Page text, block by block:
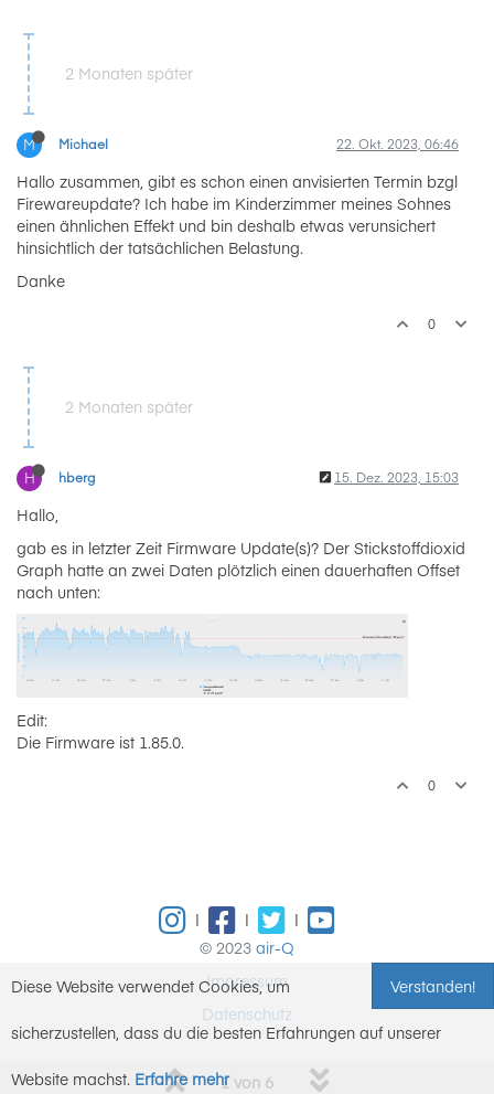
2 Monaten später
M Michael 22. Okt. 2023, 06:46
Hallo zusammen, gibt es schon einen anvisierten Termin bzgl
Firewareupdate? Ich habe im Kinderzimmer meines Sohnes
einen ähnlichen Effekt und bin deshalb etwas verunsichert
hinsichtlich der tatsächlichen Belastung.
Danke
0
2 Monaten später
H hberg 15. Dez. 2023, 15:03
Hallo,
gab es in letzter Zeit Firmware Update(s)? Der Stickstoffdioxid
Graph hatte an zwei Daten plötzlich einen dauerhaften Offset
nach unten:
Edit:
Die Firmware ist 1.85.0.
0
1 von 6
| |
|
© 2023 air-Q
Impressum
Datenschutz
Verstanden!
Diese Website verwendet Cookies, um
sicherzustellen, dass du die besten Erfahrungen auf unserer
Website machst. Erfahre mehr